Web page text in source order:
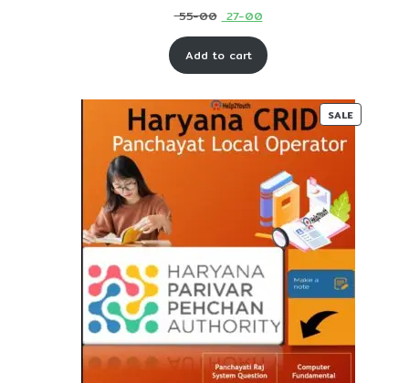
55-00 Original
price
was:
00.
27-00Current
price
is:
00.
Add to cart
SALE